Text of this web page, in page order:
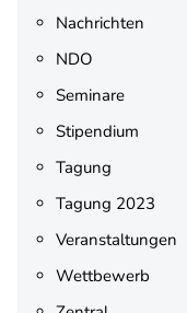
Nachrichten
NDO
Seminare
Stipendium
Tagung
Tagung 2023
Veranstaltungen
Wettbewerb